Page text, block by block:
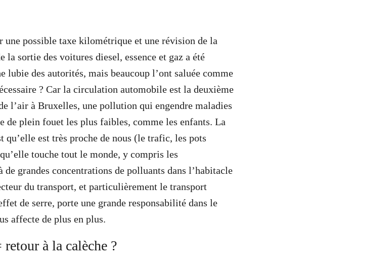
une possible taxe kilométrique et une révision de la
sortie des voitures diesel, essence et gaz a été
lubie des autorités, mais beaucoup l’ont saluée comme
? Car la circulation automobile est la deuxième
l’air à Bruxelles, une pollution qui engendre maladies
de plein fouet les plus faibles, comme les enfants. La
est très proche de nous (le trafic, les pots
touche tout le monde, y compris les
grandes concentrations de polluants dans l’habitacle
du transport, et particulièrement le transport
de serre, porte une grande responsabilité dans le
affecte de plus en plus.
à la calèche ?